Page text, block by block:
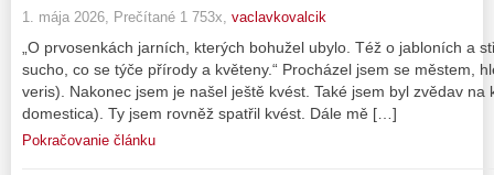
1. mája 2026, Prečítané 1 753x, vaclavkovalcik
„O prvosenkách jarních, kterých bohužel ubylo. Též o jabloních a
sucho, co se týče přírody a květeny.“ Procházel jsem se městem,
veris). Nakonec jsem je našel ještě kvést. Také jsem byl zvědav
domestica). Ty jsem rovněž spatřil kvést. Dále mě […]
Pokračovanie článku